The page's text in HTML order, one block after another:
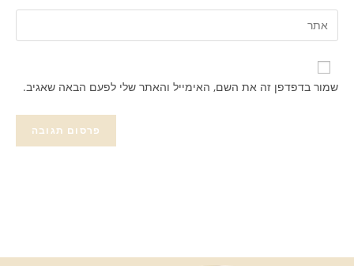
שמור בדפדפן זה את השם, האימייל והאתר שלי לפעם הבאה שאגיב.